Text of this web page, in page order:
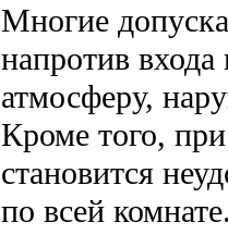
Многие
напротив
атмосферу,
Кроме того,
становится
по всей